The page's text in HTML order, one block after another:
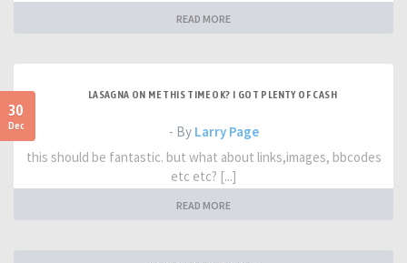
READ MORE
30
Dec
LASAGNA ON ME THIS TIME OK? I GOT PLENTY OF CASH
- By Larry Page
this should be fantastic. but what about links,images, bbcodes
etc etc? [...]
READ MORE